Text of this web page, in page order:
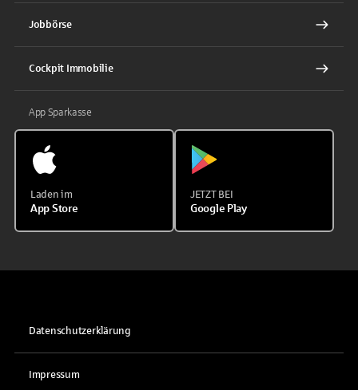
Jobbörse
Cockpit Immobilie
App Sparkasse
Laden im
App Store
JETZT BEI
Google Play
Datenschutzerklärung
Impressum